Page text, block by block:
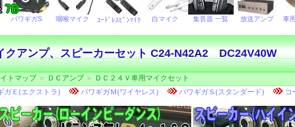
クアンプ、スピーカーセット C24-N42A2 DC24V40W
トマップ＞ ＤＣアンプ＞ ＤＣ２４Ｖ車用マイクセット